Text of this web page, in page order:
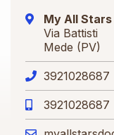
My All Stars
Via Battisti
Mede (PV)
3921028687
3921028687